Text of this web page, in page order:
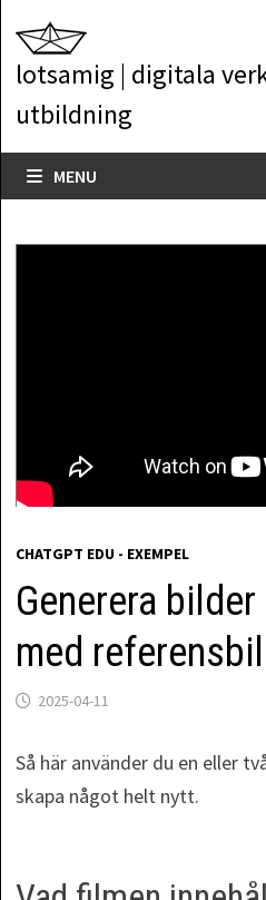
to
content
lotsamig | digitala
utbildning
MENU
CHATGPT EDU - EXEMPEL
Generera bilder
med
2025-04-11
Så här använder du en eller
skapa något helt nytt.